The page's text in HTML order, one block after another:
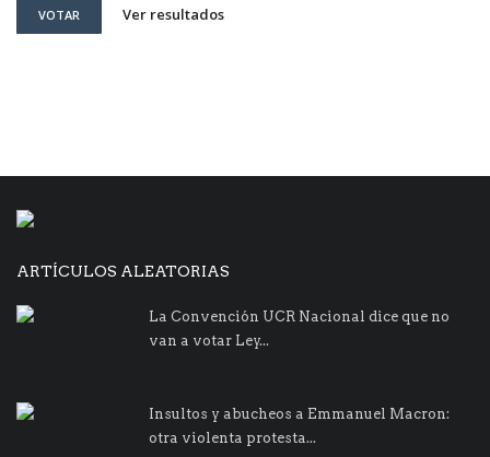
VOTAR Ver resultados
ARTÍCULOS ALEATORIAS
La Convención UCR Nacional dice que no
van a votar Ley...
Insultos y abucheos a Emmanuel Macron:
otra violenta protesta...